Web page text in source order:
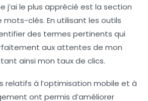
j’ai le plus apprécié est la section
mots-clés. En utilisant les outils
des termes pertinents qui
aux attentes de mon
ainsi mon taux de clics.
relatifs à l’optimisation mobile et à
ont permis d’améliorer